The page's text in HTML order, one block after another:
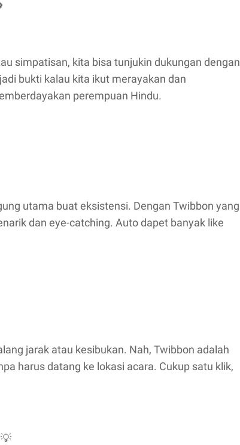
simpatisan, kita bisa tunjukin dukungan dengan
bukti kalau kita ikut merayakan dan
perempuan Hindu.
utama buat eksistensi. Dengan Twibbon yang
dan eye-catching. Auto dapet banyak like
jarak atau kesibukan. Nah, Twibbon adalah
harus datang ke lokasi acara. Cukup satu klik,